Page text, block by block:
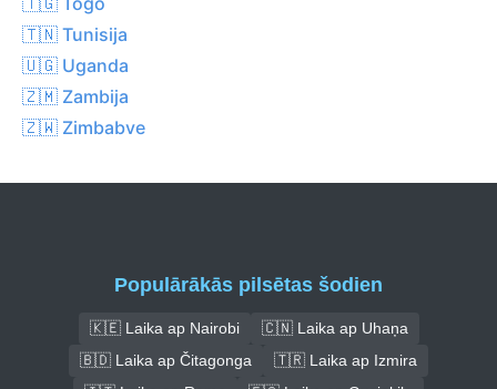
🇹🇳 Tunisija
🇺🇬 Uganda
🇿🇲 Zambija
🇿🇼 Zimbabve
Populārākās pilsētas šodien
🇰🇪 Laika ap Nairobi
🇨🇳 Laika ap Uhaņa
🇧🇩 Laika ap Čitagonga
🇹🇷 Laika ap Izmira